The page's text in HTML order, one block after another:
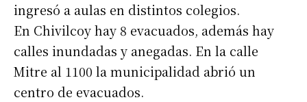
ingresó a aulas en distintos colegios.
En Chivilcoy hay 8 evacuados, además hay
calles inundadas y anegadas. En la calle
Mitre al 1100 la municipalidad abrió un
centro de evacuados.